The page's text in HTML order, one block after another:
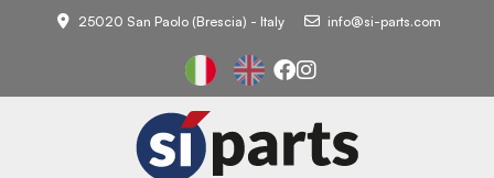
25020 San Paolo (Brescia) - Italy info@si-parts.com